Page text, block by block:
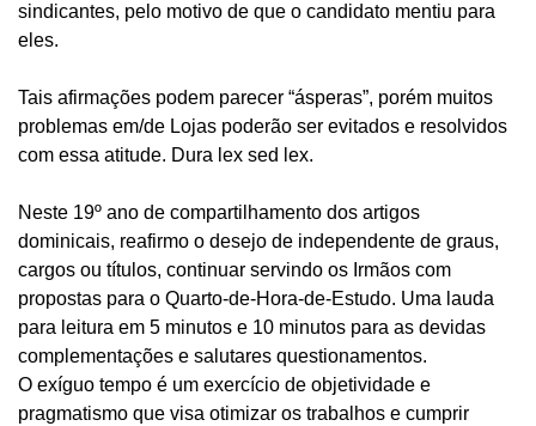
sindicantes, pelo motivo de que o candidato mentiu para
eles.
Tais afirmações podem parecer “ásperas”, porém muitos
problemas em/de Lojas poderão ser evitados e resolvidos
com essa atitude. Dura lex sed lex.
Neste 19º ano de compartilhamento dos artigos
dominicais, reafirmo o desejo de independente de graus,
cargos ou títulos, continuar servindo os Irmãos com
propostas para o Quarto-de-Hora-de-Estudo. Uma lauda
para leitura em 5 minutos e 10 minutos para as devidas
complementações e salutares questionamentos.
O exíguo tempo é um exercício de objetividade e
pragmatismo que visa otimizar os trabalhos e cumprir